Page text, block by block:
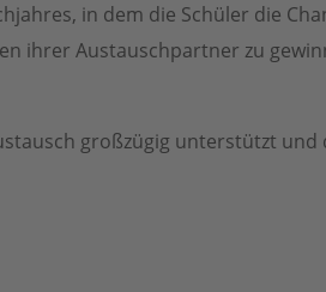
in dem die Schüler die
ihrer Austauschpartner zu
großzügig unterstützt und